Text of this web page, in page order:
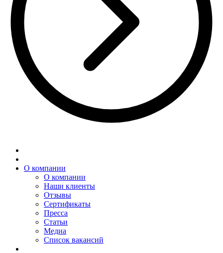
О компании
О компании
Наши клиенты
Отзывы
Сертификаты
Пресса
Статьи
Медиа
Список вакансий